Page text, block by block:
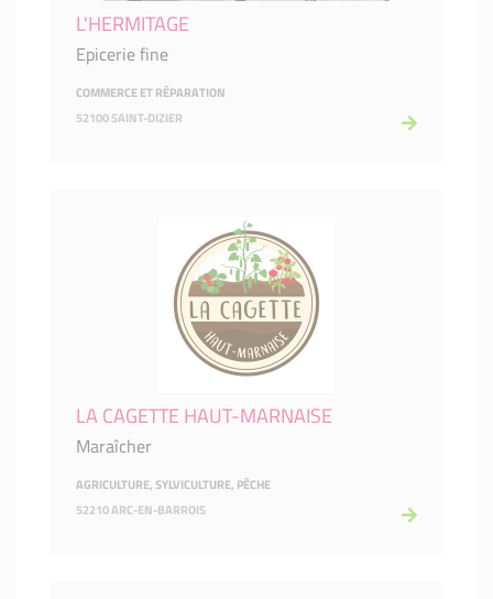
L'HERMITAGE
Epicerie fine
COMMERCE ET RÉPARATION
52100 SAINT-DIZIER
LA CAGETTE HAUT-MARNAISE
Maraîcher
AGRICULTURE, SYLVICULTURE, PÊCHE
52210 ARC-EN-BARROIS